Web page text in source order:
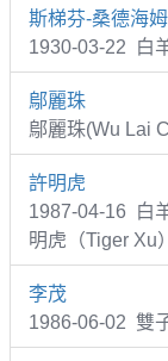
斯梯芬-桑德海姆
1930-03-22 白
鄔麗珠
鄔麗珠(Wu Lai
許明虎
1987-04-16 白
明虎（Tiger Xu）
李茂
1986-06-02 雙